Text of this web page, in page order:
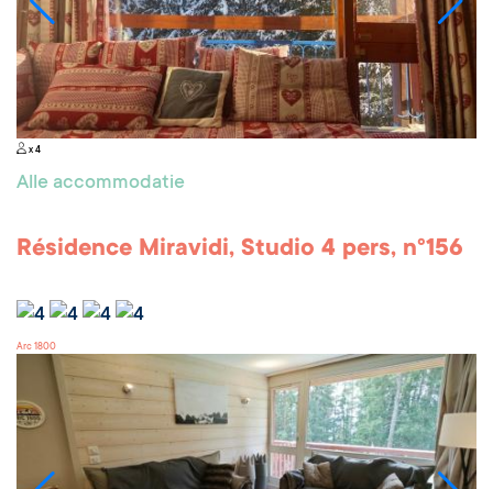
x 4
Alle accommodatie
Résidence Miravidi, Studio 4 pers, n°156
Arc 1800